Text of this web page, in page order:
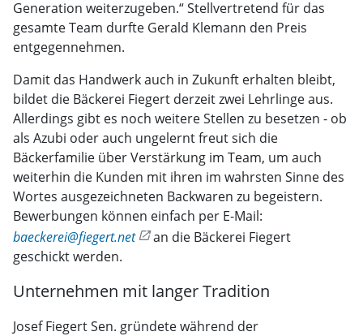
Generation weiterzugeben.“ Stellvertretend für das
gesamte Team durfte Gerald Klemann den Preis
entgegennehmen.
Damit das Handwerk auch in Zukunft erhalten bleibt,
bildet die Bäckerei Fiegert derzeit zwei Lehrlinge aus.
Allerdings gibt es noch weitere Stellen zu besetzen - ob
als Azubi oder auch ungelernt freut sich die
Bäckerfamilie über Verstärkung im Team, um auch
weiterhin die Kunden mit ihren im wahrsten Sinne des
Wortes ausgezeichneten Backwaren zu begeistern.
Bewerbungen können einfach per E-Mail:
baeckerei@fiegert.net
an die Bäckerei Fiegert
geschickt werden.
Unternehmen mit langer Tradition
Josef Fiegert Sen. gründete während der